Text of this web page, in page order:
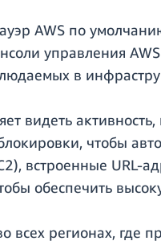
AWS по
управления
в
видеть
чтобы
встроенные
обеспечить
всех регионах, где